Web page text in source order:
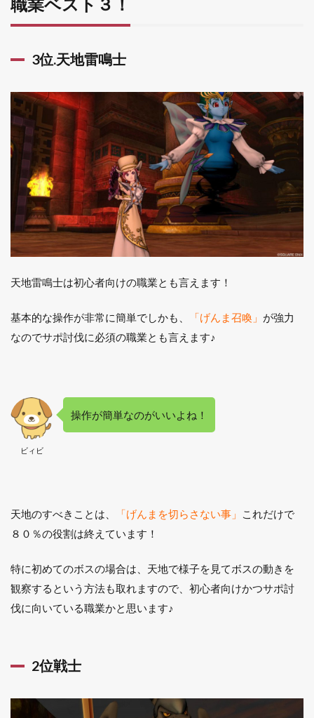
占い
編：
系の
職業
ない
ほう
がい
い
1.5
まと
め
3位.天地雷鳴士
天地雷鳴士は初心者向けの職業とも言えます！
基本的な操作が非常に簡単でしかも、 「げんま召喚」 が強力
なのでサポ討伐に必須の職業とも言えます♪
ビィビ
操作が簡単なのがいいよね！
天地のすべきことは、 「げんまを切らさない事」
これだけで
８０％の役割は終えています！
特に初めてのボスの場合は、天地で様子を見てボスの動きを
観察するという方法も取れますので、初心者向けかつサポ討
伐に向いている職業かと思います♪
2位戦士